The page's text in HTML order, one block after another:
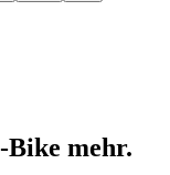
Bike mehr.